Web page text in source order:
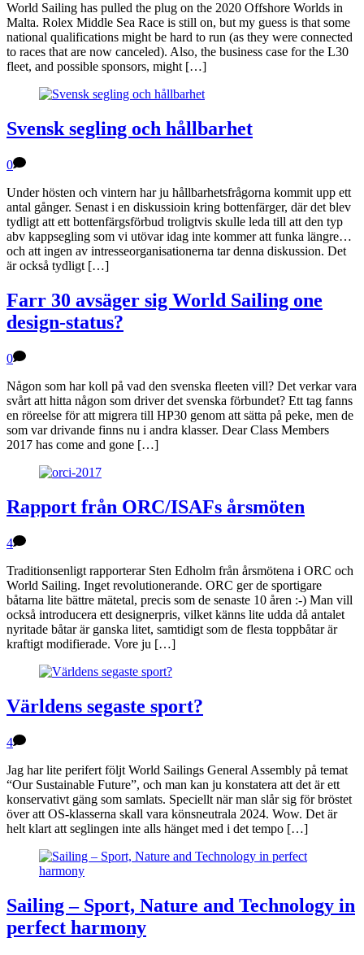
World Sailing has pulled the plug on the 2020 Offshore Worlds in
Malta. Rolex Middle Sea Race is still on, but my guess is that some
national qualifications might be hard to run (as they were connected
to races that are now canceled). Also, the business case for the L30
fleet, and possible sponsors, might […]
Svensk segling och hållbarhet
0
Under hösten och vintern har ju hållbarhetsfrågorna kommit upp ett
antal gånger. Senast i en diskussioin kring bottenfärger, där det blev
tydligt att ett bottenfärgsförbud troligtvis skulle leda till att den typ
abv kappsegling som vi utövar idag inte kommer att funka längre…
och att ingen av intresseorganisationerna tar denna diskussion. Det
är också tydligt […]
Farr 30 avsäger sig World Sailing one
design-status?
0
Någon som har koll på vad den svenska fleeten vill? Det verkar vara
svårt att hitta någon som driver det svenska förbundet? Ett tag fanns
en röreelse för att migrera till HP30 genom att sätta på peke, men de
som var drivande finns nu i andra klasser. Dear Class Members
2017 has come and gone […]
Rapport från ORC/ISAFs årsmöten
4
Traditionsenligt rapporterar Sten Edholm från årsmötena i ORC och
World Sailing. Inget revolutionerande. ORC ger de sportigare
båtarna lite bättre mätetal, precis som de senaste 10 åren :-) Man vill
också introducera ett designerpris, vilket känns lite udda då antalet
nyritade båtar är ganska litet, samtidigt som de flesta toppbåtar är
kraftigt modifierade. Vore ju […]
Världens segaste sport?
4
Jag har lite perifert följt World Sailings General Assembly på temat
“Our Sustainable Future”, och man kan ju konstatera att det är ett
konservativt gäng som samlats. Speciellt när man slår sig för bröstet
över att OS-klasserna skall vara könsneutrala 2024. Wow. Det är
helt klart att seglingen inte alls hänget med i det tempo […]
Sailing – Sport, Nature and Technology in
perfect harmony